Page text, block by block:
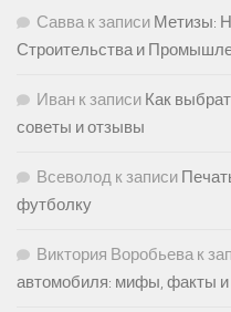
Саввак записи Метизы:
Строительства и
Иван к записи Как
советы и отзывы
Всеволод к записи
футболку
Виктория Воробьевак
автомобиля: мифы, факты и